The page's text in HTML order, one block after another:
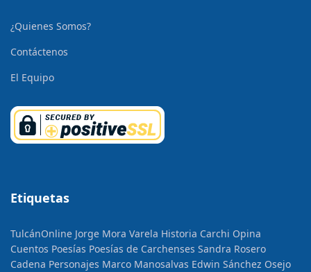
¿Quienes Somos?
Contáctenos
El Equipo
Etiquetas
TulcánOnline Jorge Mora Varela Historia Carchi Opina
Cuentos Poesías Poesías de Carchenses Sandra Rosero
Cadena Personajes Marco Manosalvas Edwin Sánchez Osejo